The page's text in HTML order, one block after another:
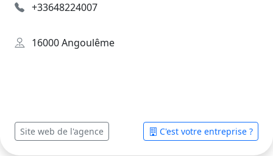
+33648224007
16000 Angoulême
Site web de l'agence C'est votre entreprise ?